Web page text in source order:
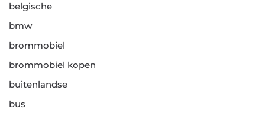
belgische
bmw
brommobiel
brommobiel kopen
buitenlandse
bus